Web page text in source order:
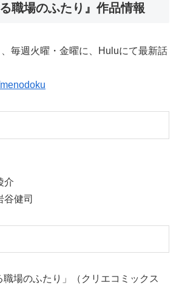
職場のふたり』作品情報
毎週火曜・金曜に、Huluにて最新話
介
健司
職場のふたり」（クリエコミックス